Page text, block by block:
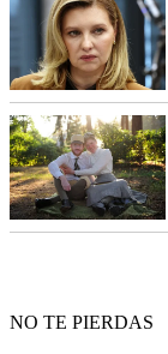
NO TE PIERDAS